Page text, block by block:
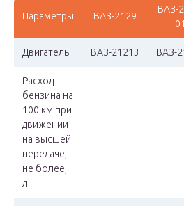
Параметры ВАЗ-2129
ВАЗ-
01
Двигатель ВАЗ-21213 ВАЗ-
Расход
бензина на
100 км при
движении
на высшей
передаче,
не более,
л